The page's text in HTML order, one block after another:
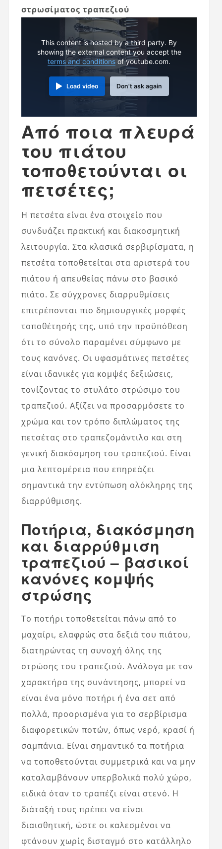
στρωσίματος τραπεζιού
This content is hosted by a third party. By
showing the external content you accept the
terms and conditions of youtube.com.
Load video Don't ask again
Από ποια πλευρά
του πιάτου
τοποθετούνται οι
πετσέτες;
Η πετσέτα είναι ένα στοιχείο που
συνδυάζει πρακτική και διακοσμητική
λειτουργία. Στα κλασικά σερβιρίσματα, η
πετσέτα τοποθετείται στα αριστερά του
πιάτου ή απευθείας πάνω στο βασικό
πιάτο. Σε σύγχρονες διαρρυθμίσεις
επιτρέπονται πιο δημιουργικές μορφές
τοποθέτησής της, υπό την προϋπόθεση
ότι το σύνολο παραμένει σύμφωνο με
τους κανόνες. Οι υφασμάτινες πετσέτες
είναι ιδανικές για κομψές δεξιώσεις,
τονίζοντας το στυλάτο στρώσιμο του
τραπεζιού. Αξίζει να προσαρμόσετε το
χρώμα και τον τρόπο διπλώματος της
πετσέτας στο τραπεζομάντιλο και στη
γενική διακόσμηση του τραπεζιού. Είναι
μια λεπτομέρεια που επηρεάζει
σημαντικά την εντύπωση ολόκληρης της
διαρρύθμισης.
Ποτήρια, διακόσμηση
και διαρρύθμιση
τραπεζιού – βασικοί
κανόνες κομψής
στρώσης
Το ποτήρι τοποθετείται πάνω από το
μαχαίρι, ελαφρώς στα δεξιά του πιάτου,
διατηρώντας τη συνοχή όλης της
στρώσης του τραπεζιού. Ανάλογα με τον
χαρακτήρα της συνάντησης, μπορεί να
είναι ένα μόνο ποτήρι ή ένα σετ από
πολλά, προορισμένα για το σερβίρισμα
διαφορετικών ποτών, όπως νερό, κρασί ή
σαμπάνια. Είναι σημαντικό τα ποτήρια
να τοποθετούνται συμμετρικά και να μην
καταλαμβάνουν υπερβολικά πολύ χώρο,
ειδικά όταν το τραπέζι είναι στενό. Η
διάταξή τους πρέπει να είναι
διαισθητική, ώστε οι καλεσμένοι να
φτάνουν χωρίς δισταγμό στο κατάλληλο